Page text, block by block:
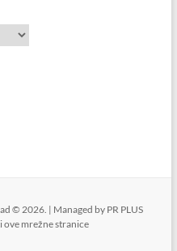
© 2026. | Managed by PR PLUS
ove mrežne stranice